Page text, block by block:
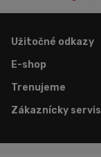
Užitočné odkazy
E-shop
Trenujeme
Zákaznícky servis